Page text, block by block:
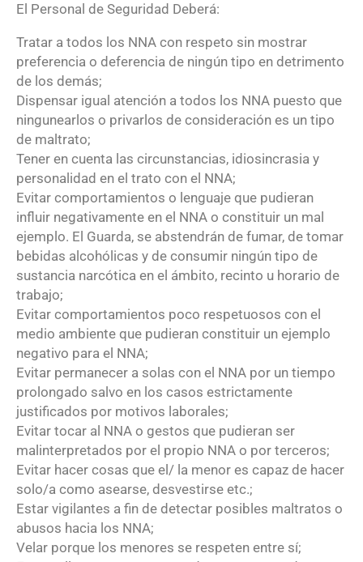
El Personal de Seguridad Deberá:
Tratar a todos los NNA con respeto sin mostrar
preferencia o deferencia de ningún tipo en detrimento
de los demás;
Dispensar igual atención a todos los NNA puesto que
ningunearlos o privarlos de consideración es un tipo
de maltrato;
Tener en cuenta las circunstancias, idiosincrasia y
personalidad en el trato con el NNA;
Evitar comportamientos o lenguaje que pudieran
influir negativamente en el NNA o constituir un mal
ejemplo. El Guarda, se abstendrán de fumar, de tomar
bebidas alcohólicas y de consumir ningún tipo de
sustancia narcótica en el ámbito, recinto u horario de
trabajo;
Evitar comportamientos poco respetuosos con el
medio ambiente que pudieran constituir un ejemplo
negativo para el NNA;
Evitar permanecer a solas con el NNA por un tiempo
prolongado salvo en los casos estrictamente
justificados por motivos laborales;
Evitar tocar al NNA o gestos que pudieran ser
malinterpretados por el propio NNA o por terceros;
Evitar hacer cosas que el/ la menor es capaz de hacer
solo/a como asearse, desvestirse etc.;
Estar vigilantes a fin de detectar posibles maltratos o
abusos hacia los NNA;
Velar porque los menores se respeten entre sí;